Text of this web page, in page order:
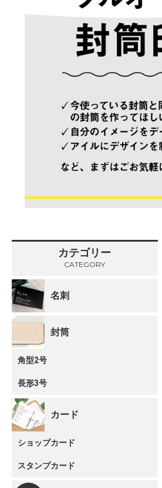
カテゴリー
CATEGORY
名刺
封筒
角型2号
長形3号
カード
ショップカード
スタンプカード